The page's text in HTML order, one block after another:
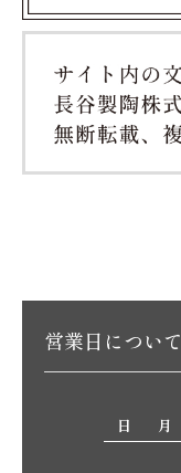
営業日について
日
月